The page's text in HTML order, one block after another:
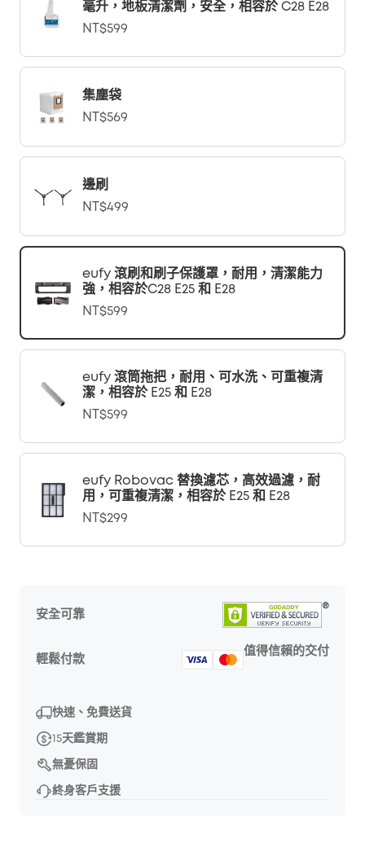
毫升，地板清潔劑，安全，相容於 C28 E28
NT$599
集塵袋
NT$569
邊刷
NT$499
eufy 滾刷和刷子保護罩，耐用，清潔能力
強，相容於C28 E25 和 E28
NT$599
eufy 滾筒拖把，耐用、可水洗、可重複清
潔，相容於 E25 和 E28
NT$599
eufy Robovac 替換濾芯，高效過濾，耐
用，可重複清潔，相容於 E25 和 E28
NT$299
安全可靠
輕鬆付款
值得信賴的交付
快速、免費送貨
15天鑑賞期
無憂保固
終身客戶支援